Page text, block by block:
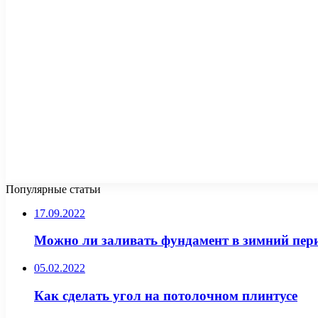
Популярные статьи
17.09.2022
Можно ли заливать фундамент в зимний
05.02.2022
Как сделать угол на потолочном плинтусе